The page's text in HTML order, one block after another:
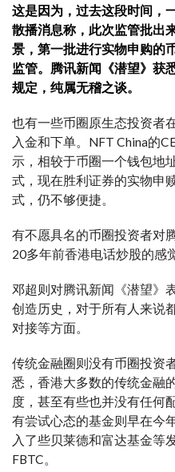
这是因为，过去这段时间，
散播消息称，此次监管批出
景，第一批进行实物申购的
监管。腾讯新闻《潜望》获
规定，纯属无稽之谈。
也有一些币圈原生态投资者
入金和下单。NFT China的
示，相较于币圈一个钱包地
式，现在胜利证券的实物申
式，仍不够便捷。
有不愿具名的币圈投资者对
20多年前香港电话炒股的感
邓超则对腾讯新闻《潜望》
创造历史，对于所有人来说
对接等方面。
传统金融圈则没有币圈投资
悉，香港大多数的传统金融
度，甚至有些也并没有任何
有尝试心态的基金则早在今
入了些贝莱德和富达基金等
FBTC。